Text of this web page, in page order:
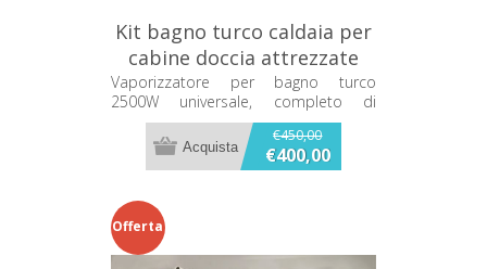
Kit bagno turco caldaia per
cabine doccia attrezzate
BD001
Vaporizzatore per bagno turco
2500W universale, completo di
tastiera. Il generatore di vapore ha
una potenza di 2500w, ha una
tastiera di azionamento on/off,
di scarico, caldaia e centralina.
€450,00
€400,00
Offerta